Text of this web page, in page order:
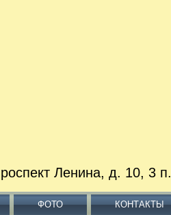
Ленина, д. 10, 3 п.
ФОТО КОНТАКТЫ